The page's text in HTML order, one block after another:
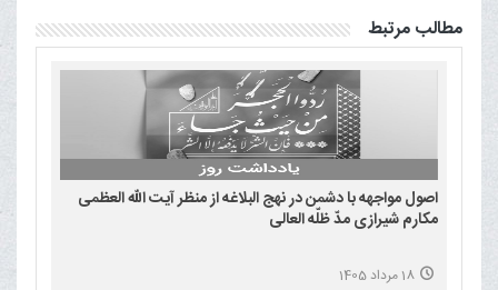
مطالب مرتبط
اصول مواجهه با دشمن در نهج البلاغه از منظر آیت الله العظمی
مکارم شیرازی مدّ ظلّه العالی
18 مرداد 1405